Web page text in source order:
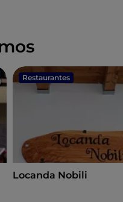
gusta
Restaurantes
Locanda Nobili